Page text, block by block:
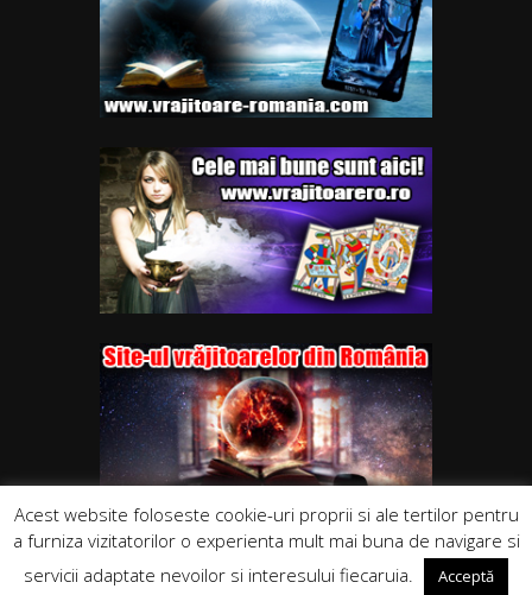
Acest website foloseste cookie-uri proprii si ale tertilor pentru
a furniza vizitatorilor o experienta mult mai buna de navigare si
servicii adaptate nevoilor si interesului fiecaruia.
Acceptă